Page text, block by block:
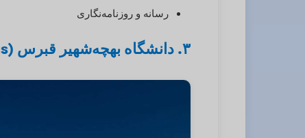
رسانه و روزنامه‌نگاری
۳. دانشگاه بهچه‌شهیر قبرس (BAU Cyprus)